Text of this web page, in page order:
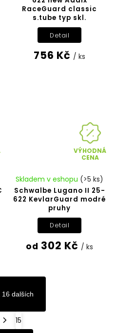
RaceGuard classic
s.tube typ skl.
756 Kč / ks
Detail
VÝHODNÁ
CENA
Schwalbe Lugano II 25-
622 KevlarGuard modré
pruhy
Skladem v eshopu (>5 ks)
od 302 Kč / ks
Detail
16 dalších
15